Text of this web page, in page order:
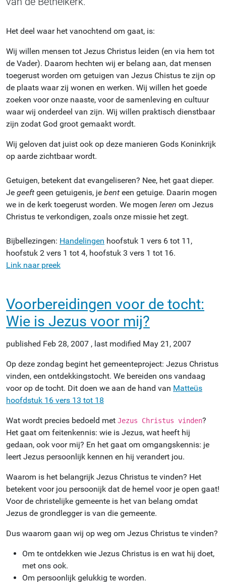
Het deel waar het vanochtend om gaat, is:
Wij willen mensen tot Jezus Christus leiden (en via hem tot
de Vader). Daarom hechten wij er belang aan, dat mensen
toegerust worden om getuigen van Jezus Chistus te zijn op
de plaats waar zij wonen en werken. Wij willen het goede
zoeken voor onze naaste, voor de samenleving en cultuur
waar wij onderdeel van zijn. Wij willen praktisch dienstbaar
zijn zodat God groot gemaakt wordt.
Wij geloven dat juist ook op deze manieren Gods Koninkrijk
op aarde zichtbaar wordt.
Getuigen, betekent dat evangeliseren? Nee, het gaat dieper.
Je geeft geen getuigenis, je bent een getuige. Daarin mogen
we in de kerk toegerust worden. We mogen leren om Jezus
Christus te verkondigen, zoals onze missie het zegt.
Bijbellezingen: Handelingen hoofstuk 1 vers 6 tot 11,
hoofstuk 2 vers 1 tot 4, hoofstuk 3 vers 1 tot 16.
Link naar preek
Voorbereidingen voor de tocht:
Wie is Jezus voor mij?
published Feb 28, 2007 , last modified May 21, 2007
Op deze zondag begint het gemeenteproject: Jezus Christus
vinden, een ontdekkingstocht. We bereiden ons vandaag
voor op de tocht. Dit doen we aan de hand van Matteüs
hoofdstuk 16 vers 13 tot 18
Wat wordt precies bedoeld met Jezus Christus vinden?
Het gaat om feitenkennis: wie is Jezus, wat heeft hij
gedaan, ook voor mij? En het gaat om omgangskennis: je
leert Jezus persoonlijk kennen en hij verandert jou.
Waarom is het belangrijk Jezus Christus te vinden? Het
betekent voor jou persoonijk dat de hemel voor je open gaat!
Voor de christelijke gemeente is het van belang omdat
Jezus de grondlegger is van die gemeente.
Dus waarom gaan wij op weg om Jezus Christus te vinden?
Om te ontdekken wie Jezus Christus is en wat hij doet,
met ons ook.
Om persoonlijk gelukkig te worden.